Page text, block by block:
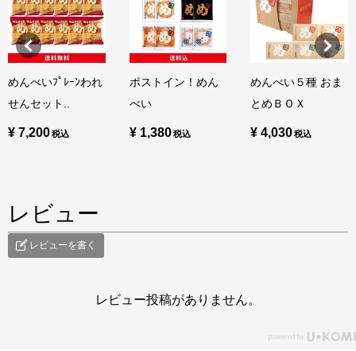
めんべいﾌﾟﾚｰﾝわれ
せんセット..
¥ 7,200
ポストイン！めん
べい
¥ 1,380
めんべい５種 おま
とめＢＯＸ
¥ 4,030
レビュー
レビューを書く
レビュー投稿がありません。